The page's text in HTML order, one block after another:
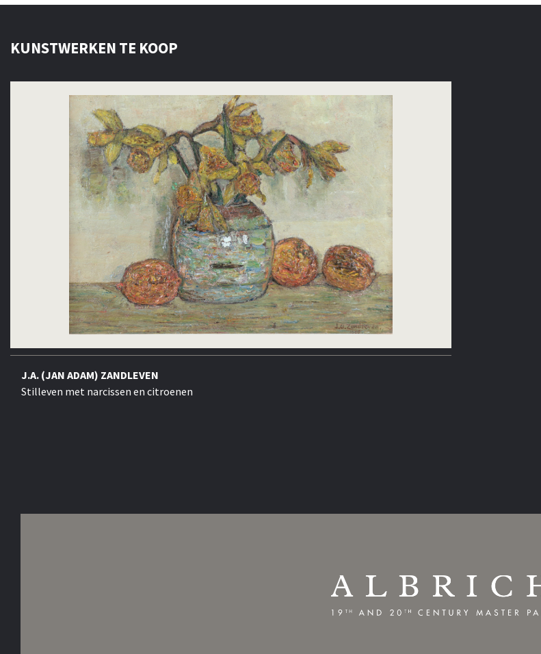
KUNSTWERKEN TE KOOP
J.A. (JAN ADAM) ZANDLEVEN
Stilleven met narcissen en citroenen